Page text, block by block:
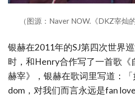
（图源：Naver NOW.《DKZ宰灿
银赫在2011年的SJ第四次世界巡
时，和Henry合作写了一首歌《
赫宰》，银赫在歌词里写道：
dom，对我们而言永远是fan